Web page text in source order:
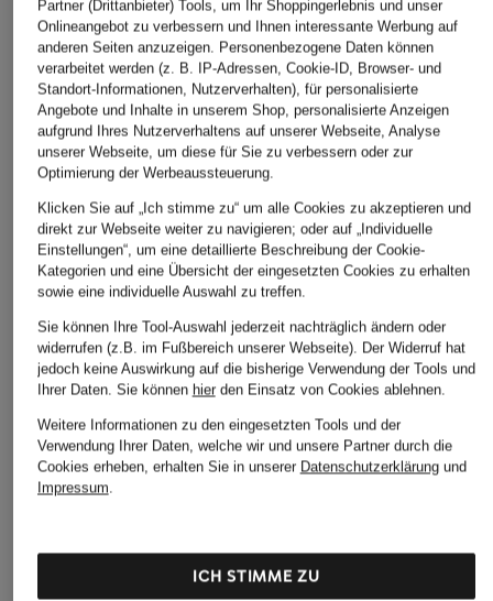
Laufschuhe GEL-
CUMULUS 28
99,99 €
Bestpreis:84,99 €
Ursprünglich:160 €
Laufschuhe NOVABLAST
5
119,99 €
Bestpreis:101,99 €
Ursprünglich:150 €
Laufschuhe
NIMBUS 28
119,99 €
Bestpreis:
Ursprünglich:
ÄHNLICHE ARTIKEL ENTDECKEN
Partner (Drittanbieter) Tools, um Ihr Shoppingerlebnis und unser
Onlineangebot zu verbessern und Ihnen interessante Werbung auf
anderen Seiten anzuzeigen. Personenbezogene Daten können
verarbeitet werden (z. B. IP-Adressen, Cookie-ID, Browser- und
Standort-Informationen, Nutzerverhalten), für personalisierte
Angebote und Inhalte in unserem Shop, personalisierte Anzeigen
aufgrund Ihres Nutzerverhaltens auf unserer Webseite, Analyse
unserer Webseite, um diese für Sie zu verbessern oder zur
Optimierung der Werbeaussteuerung.
Klicken Sie auf „Ich stimme zu“ um alle Cookies zu akzeptieren und
direkt zur Webseite weiter zu navigieren; oder auf „Individuelle
Einstellungen“, um eine detaillierte Beschreibung der Cookie-
Kategorien und eine Übersicht der eingesetzten Cookies zu erhalten
sowie eine individuelle Auswahl zu treffen.
Sie können Ihre Tool-Auswahl jederzeit nachträglich ändern oder
widerrufen (z.B. im Fußbereich unserer Webseite). Der Widerruf hat
jedoch keine Auswirkung auf die bisherige Verwendung der Tools und
Ihrer Daten. Sie können hierden Einsatz von Cookies ablehnen.
Weitere Informationen zu den eingesetzten Tools und der
Verwendung Ihrer Daten, welche wir und unsere Partner durch die
Cookies erheben, erhalten Sie in unserer Datenschutzerklärungund
Impressum.
ICH STIMME ZU